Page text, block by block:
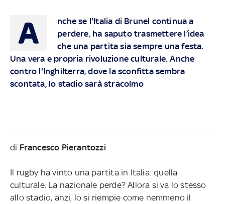
A
nche se l'Italia di Brunel continua a
perdere, ha saputo trasmettere l’idea
che una partita sia sempre una festa.
Una vera e propria rivoluzione culturale. Anche
contro l'Inghilterra, dove la sconfitta sembra
scontata, lo stadio sarà stracolmo
di Francesco Pierantozzi
Il rugby ha vinto una partita in Italia: quella
culturale. La nazionale perde? Allora si va lo stesso
allo stadio, anzi, lo si riempie come nemmeno il